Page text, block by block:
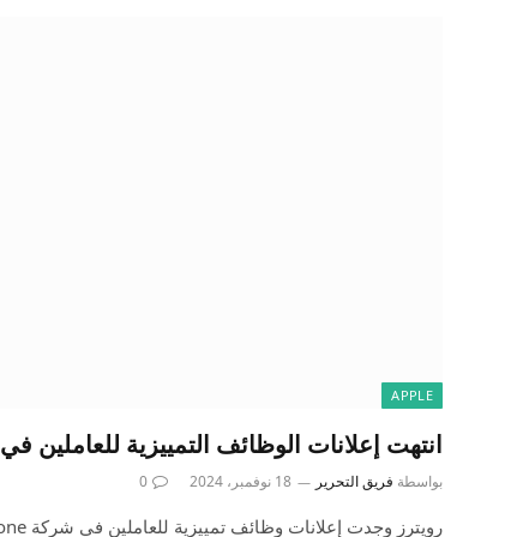
APPLE
انتهت إعلانات الوظائف التمييزية للعاملين في iPhone بعد التقرير
بواسطة فريق التحرير 18 نوفمبر، 2024 0